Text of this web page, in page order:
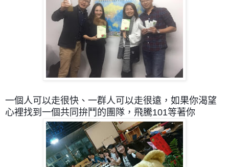
一個人可以走很快、一群人可以走很遠， 如果你渴望
心裡找到一個共同拚鬥的團隊，飛騰101等著你